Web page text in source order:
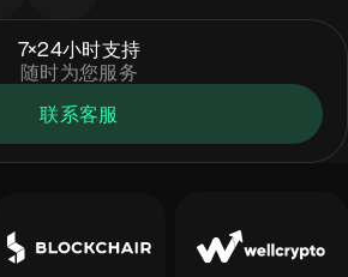
7×24小时支持
随时为您服务
联系客服